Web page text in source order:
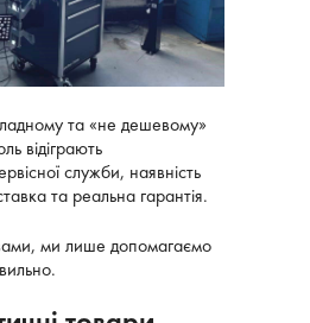
та «не дешевому»
відіграють
служби, наявність
та реальна гарантія.
ми лише допомагаємо